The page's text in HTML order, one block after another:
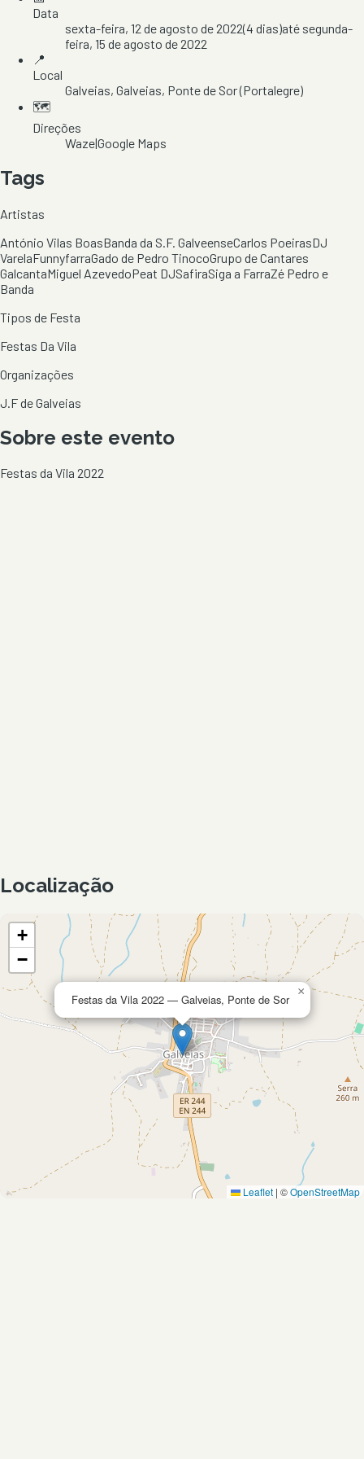
Data
sexta-feira, 12 de agosto de 2022(4 dias)até segunda-
feira, 15 de agosto de 2022
📍
Local
Galveias, Galveias, Ponte de Sor(Portalegre)
🗺️
Direções
Waze|Google Maps
Tags
Artistas
António Vilas BoasBanda da S.F. GalveenseCarlos PoeirasDJ
VarelaFunnyfarraGado de Pedro TinocoGrupo de Cantares
GalcantaMiguel AzevedoPeat DJSafiraSiga a FarraZé Pedro e
Banda
Tipos de Festa
Festas Da Vila
Organizações
J.F de Galveias
Sobre este evento
Festas da Vila 2022
Localização
Festas da Vila 2022 — Galveias, Ponte de Sor
×
+
−
Leaflet | ©OpenStreetMap